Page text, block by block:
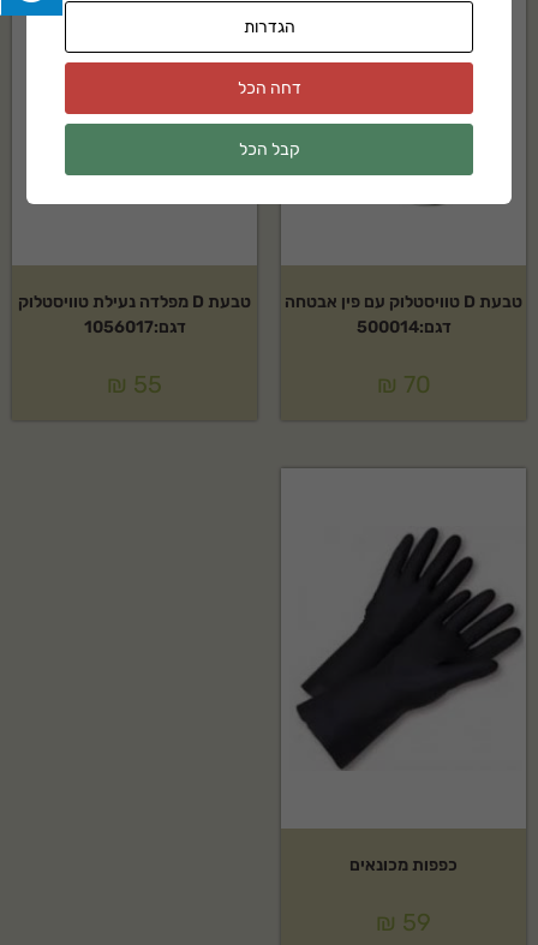
טבעת D טוויסטלוק עם פין אבטחה
דגם:500014
₪ 70
טבעת D מפלדה נעילת טוויסטלוק
דגם:1056017
₪ 55
כפפות מכונאים
₪ 59
הגדרות
דחה הכל
קבל הכל